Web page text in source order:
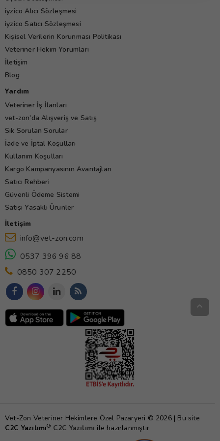
iyzico Alıcı Sözleşmesi
iyzico Satıcı Sözleşmesi
Kişisel Verilerin Korunması Politikası
Veteriner Hekim Yorumları
İletişim
Blog
Yardım
Veteriner İş İlanları
vet-zon'da Alışveriş ve Satış
Sık Sorulan Sorular
İade ve İptal Koşulları
Kullanım Koşulları
Kargo Kampanyasının Avantajları
Satıcı Rehberi
Güvenli Ödeme Sistemi
Satışı Yasaklı Ürünler
İletişim
info@vet-zon.com
0537 396 96 88
0850 307 2250
Vet-Zon Veteriner Hekimlere Özel Pazaryeri © 2026 | Bu site
C2C Yazılımı® C2C Yazılımı ile hazırlanmıştır